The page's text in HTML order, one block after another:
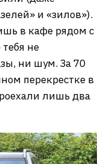
и «зилов»).
в кафе рядом с
не
ни шум. За 70
перекрестке в
лишь два